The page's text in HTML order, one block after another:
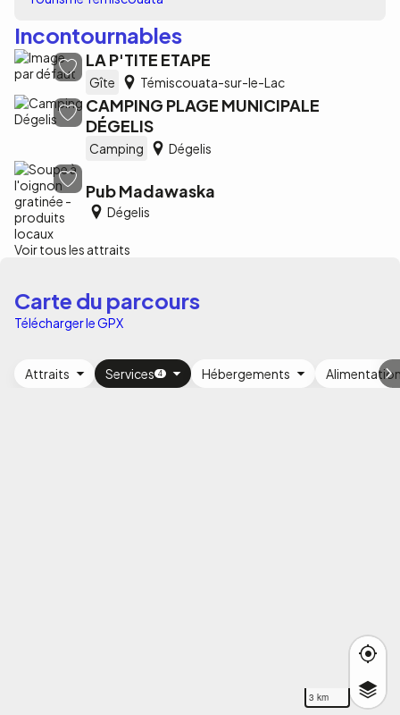
Incontournables
LA P'TITE ETAPE
Gîte Témiscouata-sur-le-Lac
CAMPING PLAGE MUNICIPALE
DÉGELIS
Camping Dégelis
Pub Madawaska
Dégelis
Voir tous les attraits
Carte du parcours
Télécharger le GPX
3 km
Attraits Services Hébergements